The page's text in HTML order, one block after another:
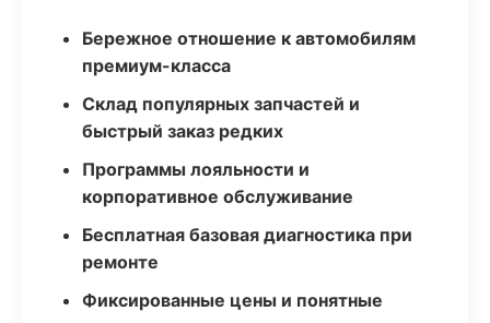
Бережное отношение к автомобилям
премиум-класса
Склад популярных запчастей и
быстрый заказ редких
Программы лояльности и
корпоративное обслуживание
Бесплатная базовая диагностика при
ремонте
Фиксированные цены и понятные